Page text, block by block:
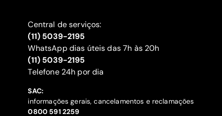
Central de serviços:
(11) 5039-2195
WhatsApp dias úteis das 7h às 20h
(11) 5039-2195
‍Telefone 24h por dia
SAC:
informações gerais, cancelamentos e reclamações
‍0800 591 2259